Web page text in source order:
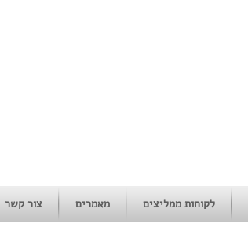
לקוחות ממליצים מאמרים צור קשר